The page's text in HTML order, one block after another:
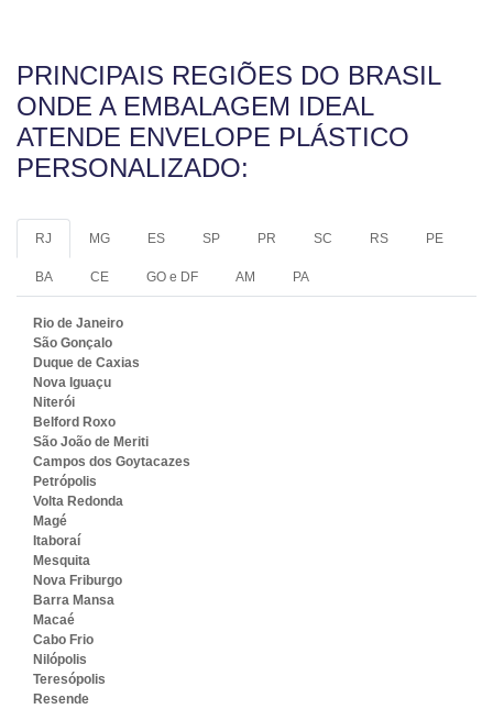
PRINCIPAIS REGIÕES DO BRASIL
ONDE A EMBALAGEM IDEAL
ATENDE ENVELOPE PLÁSTICO
PERSONALIZADO:
RJ MG ES SP PR SC RS PE
BA CE GO e DF AM PA
Rio de Janeiro
São Gonçalo
Duque de Caxias
Nova Iguaçu
Niterói
Belford Roxo
São João de Meriti
Campos dos Goytacazes
Petrópolis
Volta Redonda
Magé
Itaboraí
Mesquita
Nova Friburgo
Barra Mansa
Macaé
Cabo Frio
Nilópolis
Teresópolis
Resende